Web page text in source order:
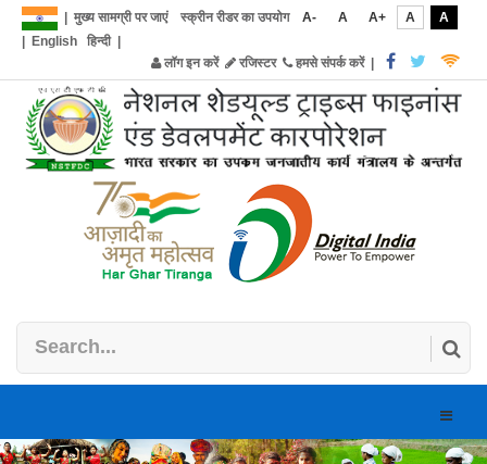
मुख्य सामग्री पर जाएं स्क्रीन रीडर का उपयोग A- A A+ A
A
English हिन्दी|
लॉग इन करें
रजिस्टर हमसे संपर्क करें|
Toggle